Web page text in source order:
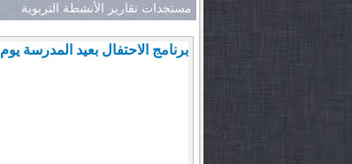
مستجدات تقارير الأنشطة التربوية
برنامج الاحتفال بعيد المدرسة يوم 11شتنبر 2012